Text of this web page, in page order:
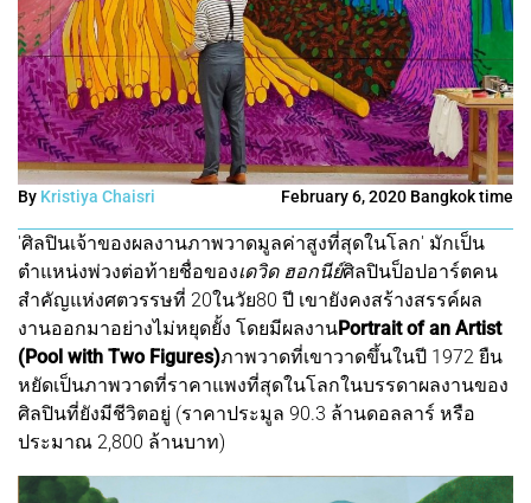
By Kristiya Chaisri February 6, 2020 Bangkok time
'ศิลปินเจ้าของผลงานภาพวาดมูลค่าสูงที่สุดในโลก' มักเป็น
ตำแหน่งพ่วงต่อท้ายชื่อของเดวิด ฮอกนีย์ศิลปินป็อปอาร์ตคน
สำคัญแห่งศตวรรษที่ 20ในวัย80 ปี เขายังคงสร้างสรรค์ผล
งานออกมาอย่างไม่หยุดยั้ง โดยมีผลงานPortrait of an Artist
(Pool with Two Figures)ภาพวาดที่เขาวาดขึ้นในปี 1972 ยืน
หยัดเป็นภาพวาดที่ราคาแพงที่สุดในโลกในบรรดาผลงานของ
ศิลปินที่ยังมีชีวิตอยู่ (ราคาประมูล 90.3 ล้านดอลลาร์ หรือ
ประมาณ 2,800 ล้านบาท)